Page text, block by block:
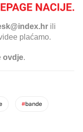
ili
plaćamo.
ovdje.
#bande